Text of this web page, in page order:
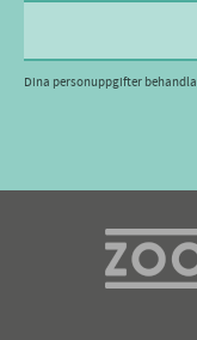
Dina personuppgifter